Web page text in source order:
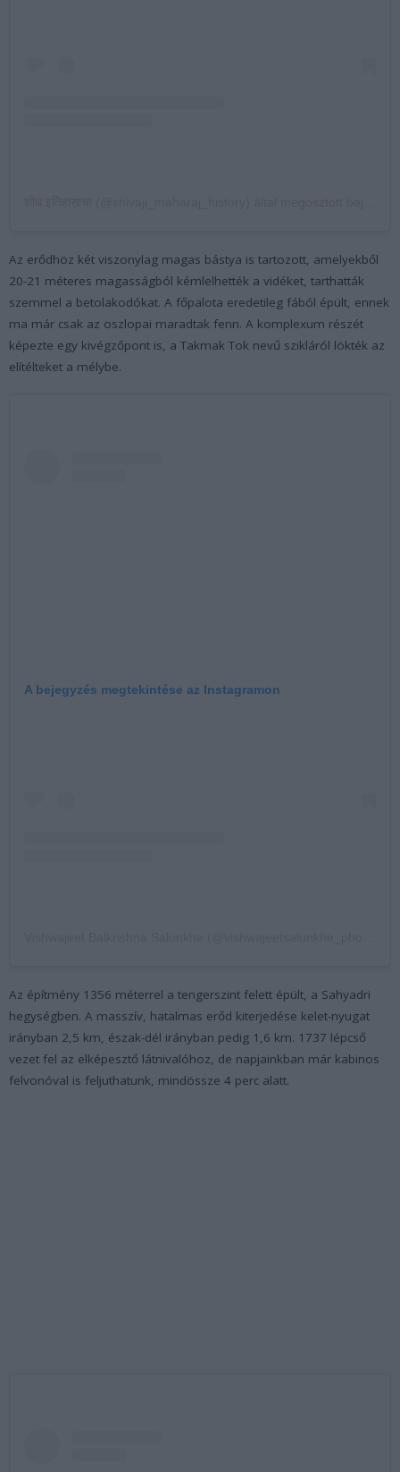
Az erődhöz két viszonylag magas bástya is tartozott, amelyekből
20-21 méteres magasságból kémlelhették a vidéket, tarthatták
szemmel a betolakodókat. A főpalota eredetileg fából épült, ennek
ma már csak az oszlopai maradtak fenn. A komplexum részét
képezte egy kivégzőpont is, a Takmak Tok nevű szikláról lökték az
elítélteket a mélybe.
A bejegyzés megtekintése az Instagramon
Az építmény 1356 méterrel a tengerszint felett épült, a Sahyadri
hegységben. A masszív, hatalmas erőd kiterjedése kelet-nyugat
irányban 2,5 km, észak-dél irányban pedig 1,6 km. 1737 lépcső
vezet fel az elképesztő látnivalóhoz, de napjainkban már kabinos
felvonóval is feljuthatunk, mindössze 4 perc alatt.